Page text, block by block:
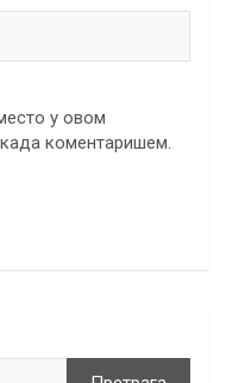
у овом
коментаришем.